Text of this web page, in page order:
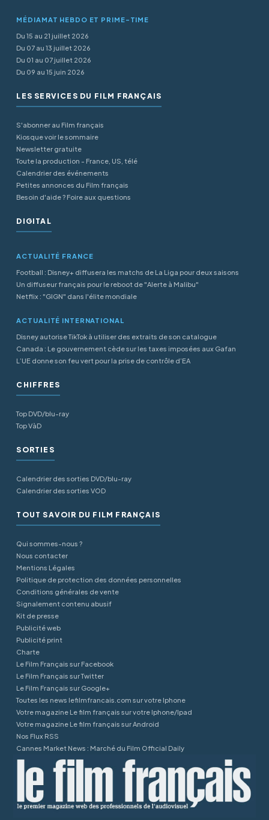
MÉDIAMAT HEBDO ET PRIME-TIME
Du 15 au 21 juillet 2026
Du 07 au 13 juillet 2026
Du 01 au 07 juillet 2026
Du 09 au 15 juin 2026
LES SERVICES DU FILM FRANÇAIS
S'abonner au Film français
Kiosque voir le sommaire
Newsletter gratuite
Toute la production - France, US, télé
Calendrier des événements
Petites annonces du Film français
Besoin d'aide ? Foire aux questions
DIGITAL
ACTUALITÉ FRANCE
Football : Disney+ diffusera les matchs de La Liga pour deux saisons
Un diffuseur français pour le reboot de "Alerte à Malibu"
Netflix : "GIGN" dans l'élite mondiale
ACTUALITÉ INTERNATIONAL
Disney autorise TikTok à utiliser des extraits de son catalogue
Canada : Le gouvernement cède sur les taxes imposées aux Gafan
L’UE donne son feu vert pour la prise de contrôle d’EA
CHIFFRES
Top DVD/blu-ray
Top VàD
SORTIES
Calendrier des sorties DVD/blu-ray
Calendrier des sorties VOD
TOUT SAVOIR DU FILM FRANÇAIS
Qui sommes-nous ?
Nous contacter
Mentions Légales
Politique de protection des données personnelles
Conditions générales de vente
Signalement contenu abusif
Kit de presse
Publicité web
Publicité print
Charte
Le Film Français sur Facebook
Le Film Français sur Twitter
Le Film Français sur Google+
Toutes les news lefilmfrancais.com sur votre Iphone
Votre magazine Le film français sur votre Iphone/Ipad
Votre magazine Le film français sur Android
Nos Flux RSS
Cannes Market News : Marché du Film Official Daily